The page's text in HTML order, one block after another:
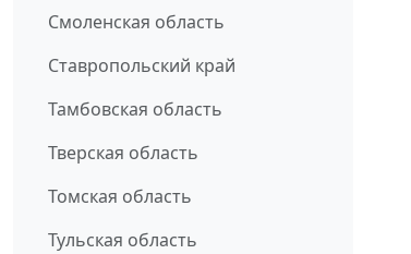
Смоленская область
Ставропольский край
Тамбовская область
Тверская область
Томская область
Тульская область